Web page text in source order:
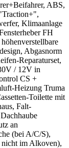
ABS,
Klimaanlage
FH
Abgasnorm
Reparaturset,
/ 12V in
CS +
Heizung Truma
Toilette mit
Falt-
an
(bei A/C/S),
nicht im Alkoven),